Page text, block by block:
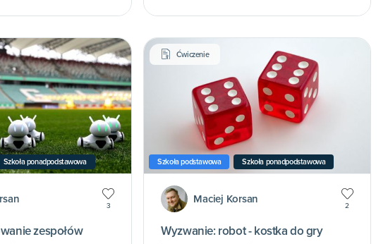
Szkoła ponadpodstawowa
3
zespołów
Ćwiczenie
Szkoła podstawowa Szkoła ponadpodstawowa
Maciej Korsan
2
Wyzwanie: robot - kostka do gry